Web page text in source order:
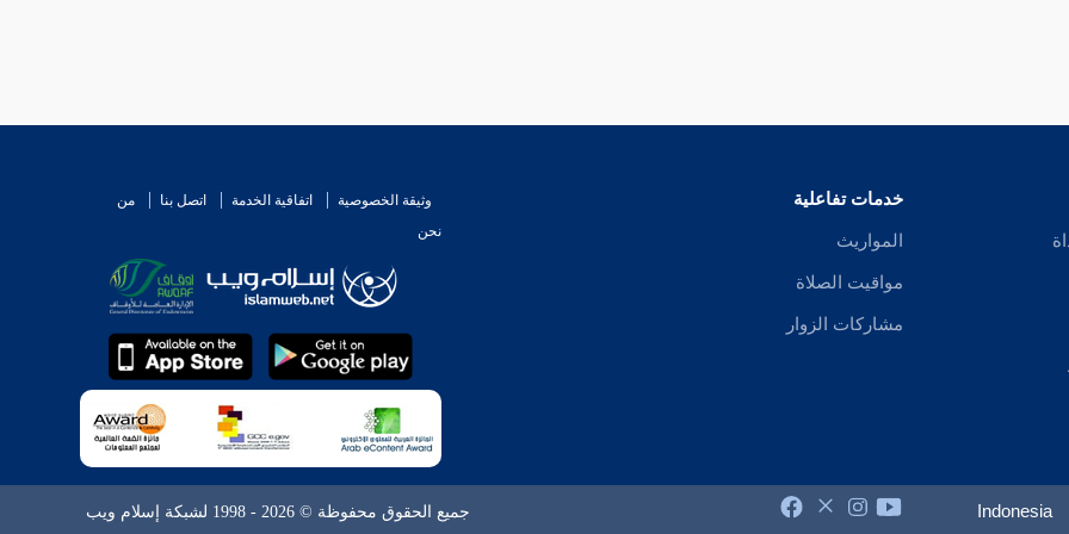
خدمات تفاعلية
المواريث
مواقيت الصلاة
مشاركات الزوار
وثيقة الخصوصية اتفاقية الخدمة اتصل بنا
من
نحن
Indonesia جميع الحقوق محفوظة © 2026 - 1998 لشبكة إسلام ويب